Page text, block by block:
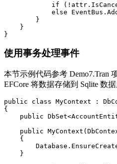
if
else
        }
    }
}
使用事务处理事件
本节示例代码参考 Demo7.Tran
EFCore 将数据存储到 Sqlite 数据
public class MyContext :
{
public
public
    {
    }